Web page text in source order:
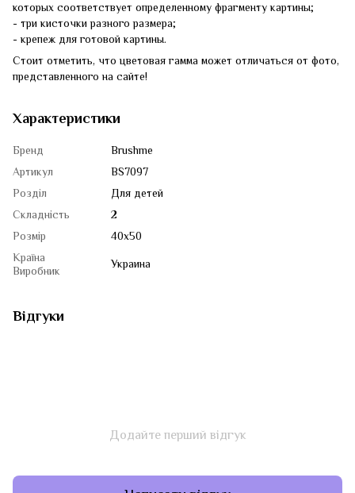
которых соответствует определенному фрагменту картины;
- три кисточки разного размера;
- крепеж для готовой картины.
Стоит отметить, что цветовая гамма может отличаться от фото,
представленного на сайте!
Характеристики
Бренд
Brushme
Артикул
BS7097
Розділ
Для детей
Складність
2
Розмір
40x50
Країна
Виробник
Украина
Відгуки
Додайте перший відгук